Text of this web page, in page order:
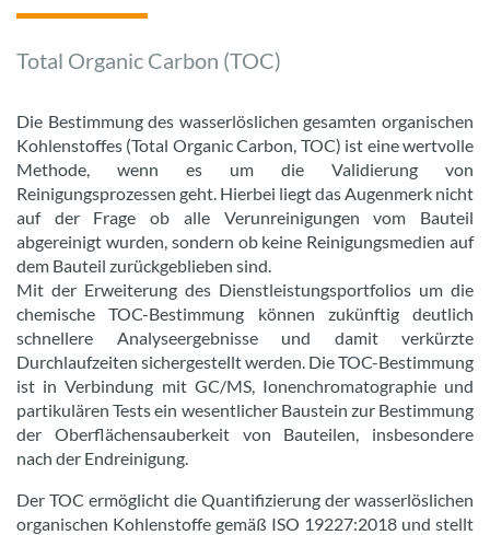
Total Organic Carbon (TOC)
Die Bestimmung des wasserlöslichen gesamten organischen
Kohlenstoffes (Total Organic Carbon, TOC) ist eine wertvolle
Methode, wenn es um die Validierung von
Reinigungsprozessen geht. Hierbei liegt das Augenmerk nicht
auf der Frage ob alle Verunreinigungen vom Bauteil
abgereinigt wurden, sondern ob keine Reinigungsmedien auf
dem Bauteil zurückgeblieben sind.
Mit der Erweiterung des Dienstleistungsportfolios um die
chemische TOC-Bestimmung können zukünftig deutlich
schnellere Analyseergebnisse und damit verkürzte
Durchlaufzeiten sichergestellt werden. Die TOC-Bestimmung
ist in Verbindung mit GC/MS, Ionenchromatographie und
partikulären Tests ein wesentlicher Baustein zur Bestimmung
der Oberflächensauberkeit von Bauteilen, insbesondere
nach der Endreinigung.
Der TOC ermöglicht die Quantifizierung der wasserlöslichen
organischen Kohlenstoffe gemäß ISO 19227:2018 und stellt